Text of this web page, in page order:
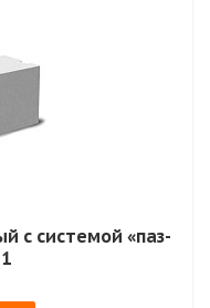
с системой «паз-